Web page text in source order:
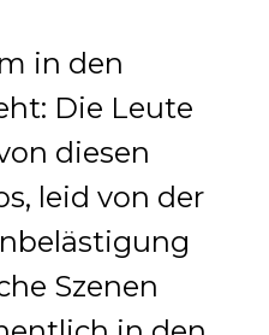
in den
Die Leute
diesen
leid von der
Szenen